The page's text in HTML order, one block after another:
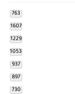
763
1607
1229
1053
937
897
730